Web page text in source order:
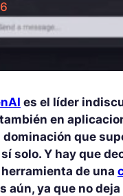
es el líder
en
que
solo. Y hay que
de una
aún, ya que no deja